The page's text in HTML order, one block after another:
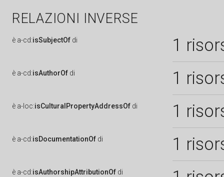
RELAZIONI INVERSE
è a-cd:isSubjectOf di 1
è a-cd:isAuthorOf di 1
è a-loc:isCulturalPropertyAddressOf di 1
è a-cd:isDocumentationOf di 1
è a-cd:isAuthorshipAttributionOf di